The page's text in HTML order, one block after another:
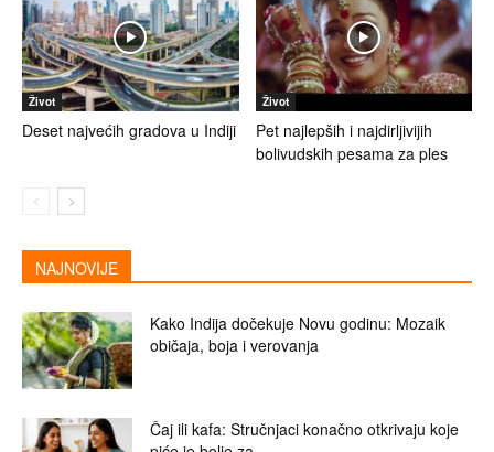
Život
Deset najvećih gradova u Indiji
Život
Pet najlepših i najdirljivijih
bolivudskih pesama za ples
NAJNOVIJE
Kako Indija dočekuje Novu godinu: Mozaik
običaja, boja i verovanja
Čaj ili kafa: Stručnjaci konačno otkrivaju koje